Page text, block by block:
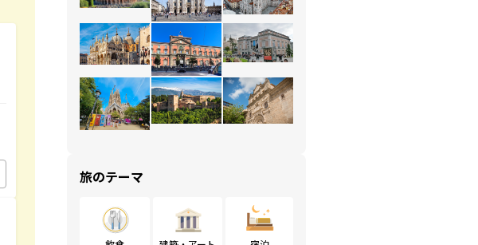
旅のテーマ